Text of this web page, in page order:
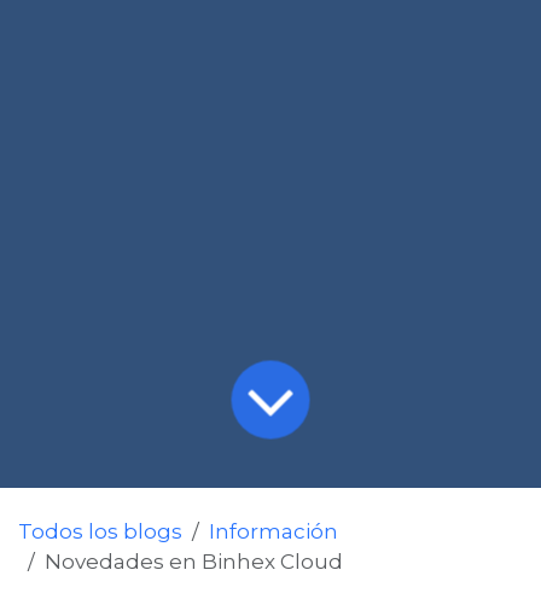
Todos los blogs
Información
Novedades en Binhex Cloud